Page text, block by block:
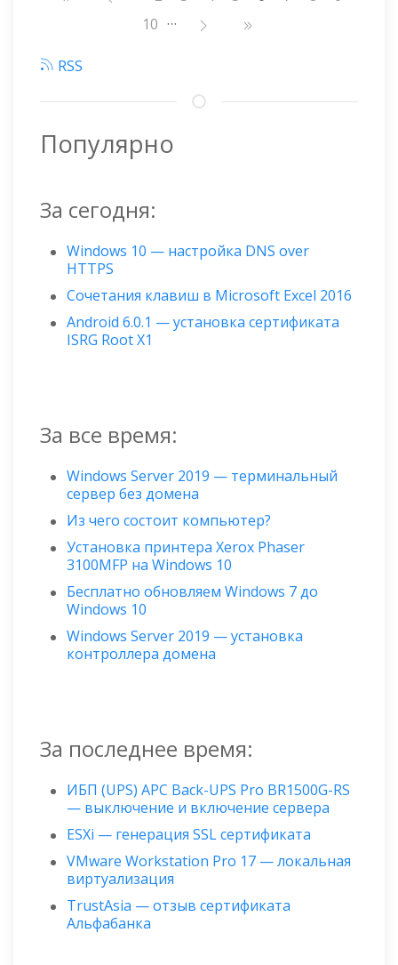
Страница
10 …
RSS
Популярно
За сегодня:
Windows 10 — настройка DNS over
HTTPS
Сочетания клавиш в Microsoft Excel 2016
Android 6.0.1 — установка сертификата
ISRG Root X1
За все время:
Windows Server 2019 — терминальный
сервер без домена
Из чего состоит компьютер?
Установка принтера Xerox Phaser
3100MFP на Windows 10
Бесплатно обновляем Windows 7 до
Windows 10
Windows Server 2019 — установка
контроллера домена
За последнее время:
ИБП (UPS) APC Back-UPS Pro BR1500G-RS
— выключение и включение сервера
ESXi — генерация SSL сертификата
VMware Workstation Pro 17 — локальная
виртуализация
TrustAsia — отзыв сертификата
Альфабанка